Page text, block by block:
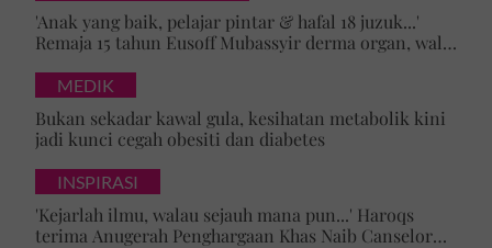
'Anak yang baik, pelajar pintar & hafal 18 juzuk...'
Remaja 15 tahun Eusoff Mubassyir derma organ, walk
MEDIK
Bukan sekadar kawal gula, kesihatan metabolik kini
jadi kunci cegah obesiti dan diabetes
INSPIRASI
'Kejarlah ilmu, walau sejauh mana pun...' Haroqs
terima Anugerah Penghargaan Khas Naib Canselor